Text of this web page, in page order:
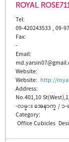
ROYAL
Tel:
09-420243533 , 09-
Fax:
-
Email:
Website:
Website: http://
Address:
No.401,10
-လမ္း အေနာက္ / ၁-
Category:
Office Cubicles